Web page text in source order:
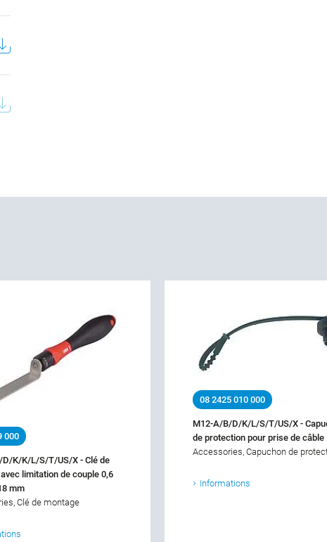
000
D/K/K/L/S/T/US/X - Clé de
limitation de couple 0,6
mm
Clé de montage
08 2425 010 000
M12-A/B/D/K/L/S/T/US/X -
de protection pour prise de câble
Accessories, Capuchon de
Informations